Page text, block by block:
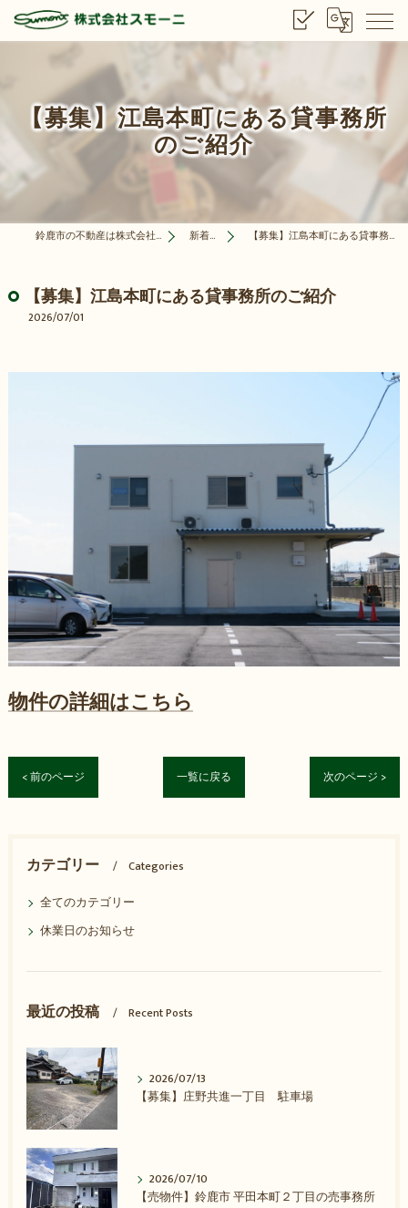
【募集】江島本町にある貸事務所
のご紹介
鈴鹿市の不動産は株式会社スモーニ 新着情報 【募集】江島本町にある貸事務所のご紹介
【募集】江島本町にある貸事務所のご紹介
2026/07/01
物件の詳細はこちら
< 前のページ 一覧に戻る 次のページ >
カテゴリー
Categories
全てのカテゴリー
休業日のお知らせ
最近の投稿 Recent Posts
2026/07/13
【募集】庄野共進一丁目 駐車場
2026/07/10
【売物件】鈴鹿市 平田本町２丁目の売事務所